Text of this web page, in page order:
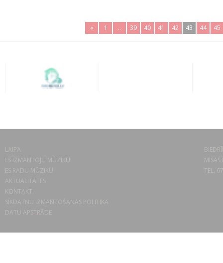
« 1 .. 39 40 41 42 43 44 45
LAIPA
ES IZMANTOJU MŪZIKU
ES RADU MŪZIKU
AKTUALITĀTES
KONTAKTI
SĪKDATŅU IZMANTOŠANAS POLITIKA
DATU APSTRĀDE
TEL.